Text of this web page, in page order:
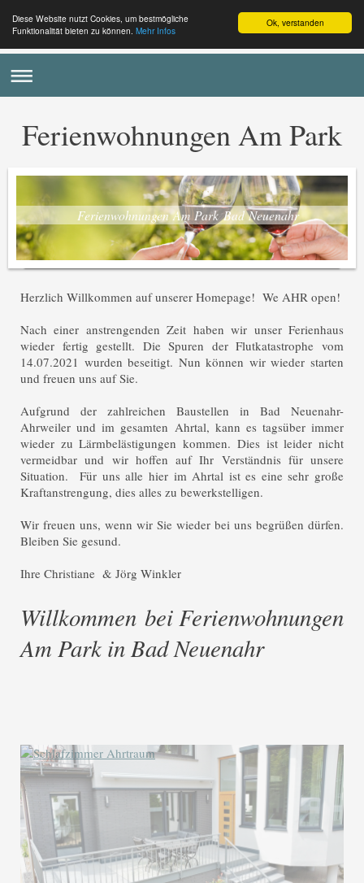
Ok, verstanden
Diese Website nutzt Cookies, um bestmögliche
Funktionalität bieten zu können. Mehr Infos
Ferienwohnungen Am Park
Ferienwohnungen Am Park Bad Neuenahr
Herzlich Willkommen auf unserer Homepage! We AHR open!
Nach einer anstrengenden Zeit haben wir unser Ferienhaus
wieder fertig gestellt. Die Spuren der Flutkatastrophe vom
14.07.2021 wurden beseitigt. Nun können wir wieder starten
und freuen uns auf Sie.
Aufgrund der zahlreichen Baustellen in Bad Neuenahr-
Ahrweiler und im gesamten Ahrtal, kann es tagsüber immer
wieder zu Lärmbelästigungen kommen. Dies ist leider nicht
vermeidbar und wir hoffen auf Ihr Verständnis für unsere
Situation. Für uns alle hier im Ahrtal ist es eine sehr große
Kraftanstrengung, dies alles zu bewerkstelligen.
Wir freuen uns, wenn wir Sie wieder bei uns begrüßen dürfen.
Bleiben Sie gesund.
Ihre Christiane & Jörg Winkler
Willkommen bei Ferienwohnungen
Am Park in Bad Neuenahr